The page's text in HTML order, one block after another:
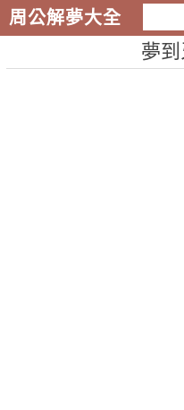
周公解夢大全
夢